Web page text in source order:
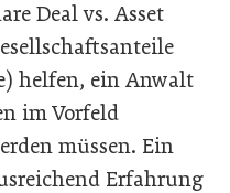
Deal vs. Asset
helfen, ein Anwalt
im Vorfeld
müssen. Ein
Erfahrung